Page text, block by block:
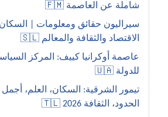
شاملة عن العاصمة 🇫🇲
سيراليون حقائق ومعلومات | السكان،
الاقتصاد والثقافة والمعالم 🇸🇱
عاصمة أوكرانيا كييف: المركز
للدولة 🇺🇦
تيمور الشرقية: السكان، العلم، أجمل
الحدود، الثقافة 2026 🇹🇱